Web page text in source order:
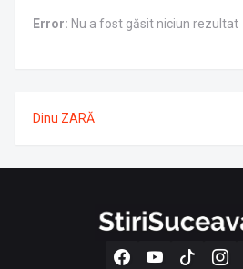
Error: Nu a fost găsit niciun rezultat
Dinu ZARĂ